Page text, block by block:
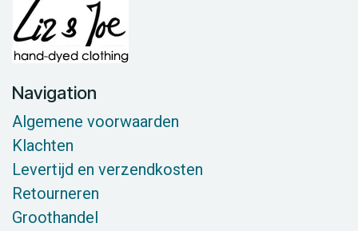
Navigation
Algemene voorwaarden
Klachten
Levertijd en verzendkosten
Retourneren
Groothandel